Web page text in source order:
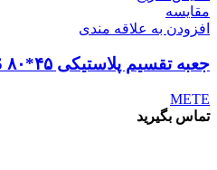
مقايسه
افزودن به علاقه مندی
جعبه تقسیم پلاستیکی ABS ۸۰*۴۵ مته انرژی
METE
تماس بگیرید